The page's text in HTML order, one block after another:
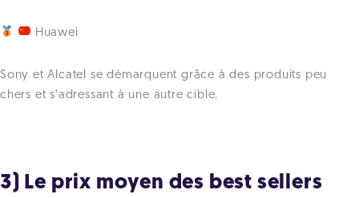
Huawei
Sony et Alcatel se démarquent grâce à des produits peu
chers et s’adressant à une autre cible.
3) Le prix moyen des best sellers